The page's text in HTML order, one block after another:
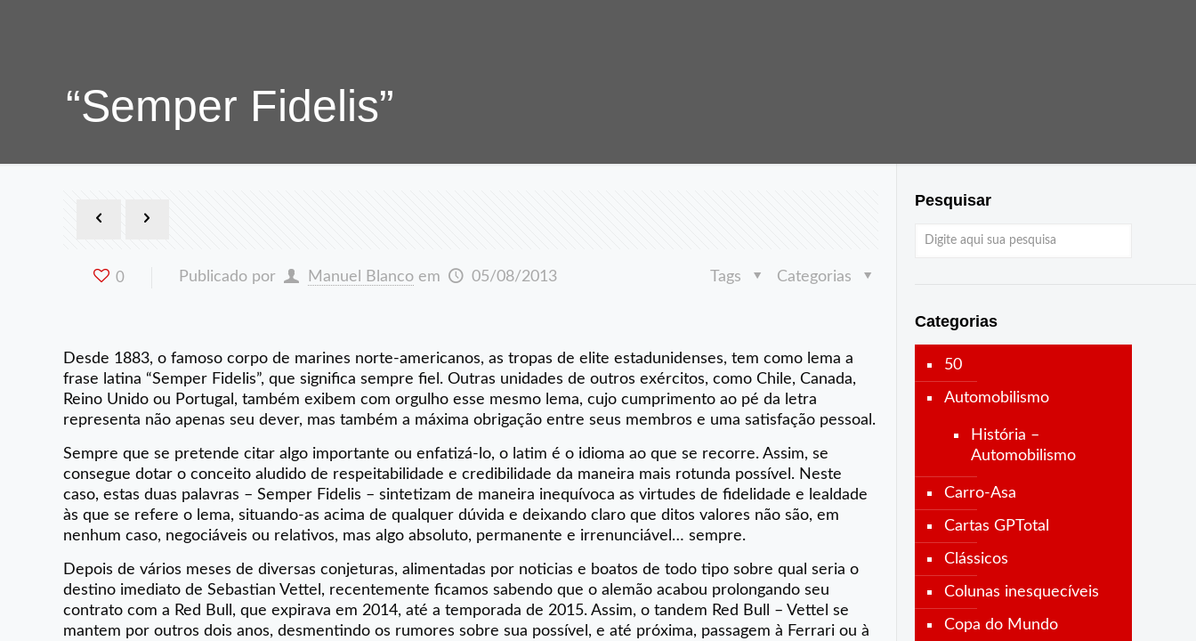
“Semper Fidelis”
0 Publicado por Manuel Blanco em 05/08/2013 Categorias
Tags
Desde 1883, o famoso corpo de marines norte-americanos, as tropas de elite estadunidenses, tem como lema a
frase latina “Semper Fidelis”, que significa sempre fiel. Outras unidades de outros exércitos, como Chile, Canada,
Reino Unido ou Portugal, também exibem com orgulho esse mesmo lema, cujo cumprimento ao pé da letra
representa não apenas seu dever, mas também a máxima obrigação entre seus membros e uma satisfação pessoal.
Sempre que se pretende citar algo importante ou enfatizá-lo, o latim é o idioma ao que se recorre. Assim, se
consegue dotar o conceito aludido de respeitabilidade e credibilidade da maneira mais rotunda possível. Neste
caso, estas duas palavras – Semper Fidelis – sintetizam de maneira inequívoca as virtudes de fidelidade e lealdade
às que se refere o lema, situando-as acima de qualquer dúvida e deixando claro que ditos valores não são, em
nenhum caso, negociáveis ou relativos, mas algo absoluto, permanente e irrenunciável… sempre.
Depois de vários meses de diversas conjeturas, alimentadas por noticias e boatos de todo tipo sobre qual seria o
destino imediato de Sebastian Vettel, recentemente ficamos sabendo que o alemão acabou prolongando seu
contrato com a Red Bull, que expirava em 2014, até a temporada de 2015. Assim, o tandem Red Bull – Vettel se
mantem por outros dois anos, desmentindo os rumores sobre sua possível, e até próxima, passagem à Ferrari ou à
Pesquisar
Categorias
50
Automobilismo
História –
Automobilismo
Carro-Asa
Cartas GPTotal
Clássicos
Colunas inesquecíveis
Copa do Mundo